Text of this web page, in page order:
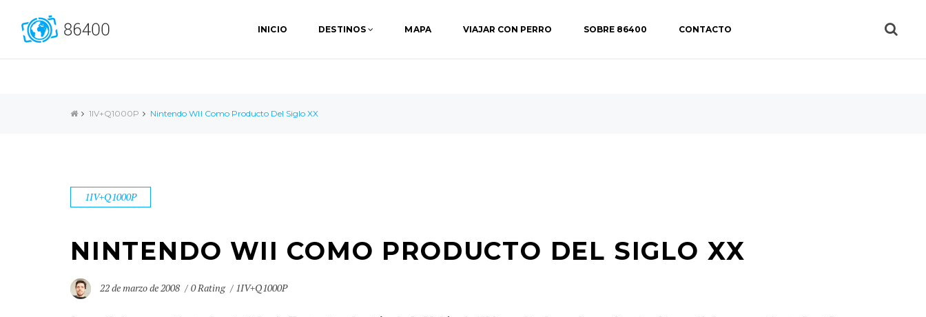
INICIO DESTINOS MAPA VIAJAR CON PERRO SOBRE 86400 CONTACTO
1IV+Q1000P Nintendo WII Como Producto Del Siglo XX
1IV+Q1000P
NINTENDO WII COMO PRODUCTO DEL SIGLO XX
22 de marzo de 2008 0 Rating 1IV+Q1000P